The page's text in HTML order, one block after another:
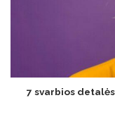
7 svarbios